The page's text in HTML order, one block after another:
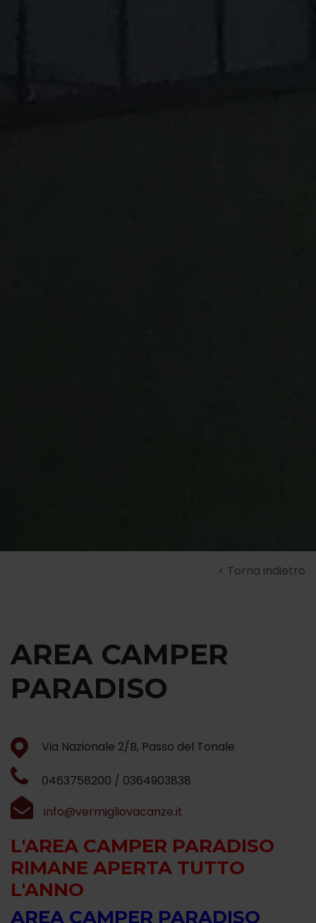
Torna indietro
AREA CAMPER
PARADISO
Via Nazionale 2/B, Passo del Tonale
0463758200 / 0364903838
info@vermigliovacanze.it
L'AREA CAMPER PARADISO
RIMANE APERTA TUTTO
L'ANNO
AREA CAMPER PARADISO